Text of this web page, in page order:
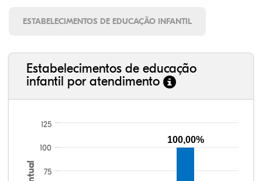
ESTABELECIMENTOS DE EDUCAÇÃO INFANTIL
Estabelecimentos de educação
infantil por atendimento
75
100
125
100,00%